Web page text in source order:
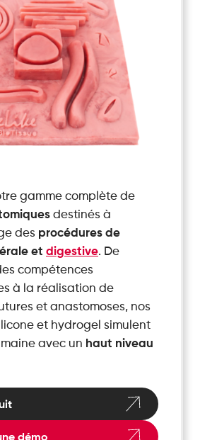
gamme complète de
destinés à
des procédures de
et digestive. De
compétences
à la réalisation de
et anastomoses, nos
et hydrogel simulent
avec un haut niveau
démo